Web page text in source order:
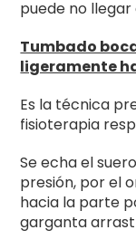
puede no llegar
Tumbado
ligeramente
Es la técnica
fisioterapia
Se echa el
presión, por el
hacia la parte
garganta